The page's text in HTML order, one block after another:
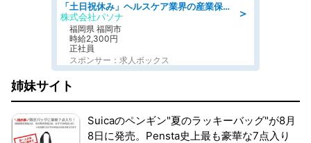
＞
「土日祝休み」ヘルスケア業界の産業保健師/高時給/未経験OK/要資格:保健師、正看護師
株式会社パソナ
福岡県 福岡市
時給2,300円
正社員
スポンサー：求人ボックス
姉妹サイト
Suicaのペンギン"夏のラッキーバッグ"が8月
8日に発売。Pensta史上最も豪華な7点入り